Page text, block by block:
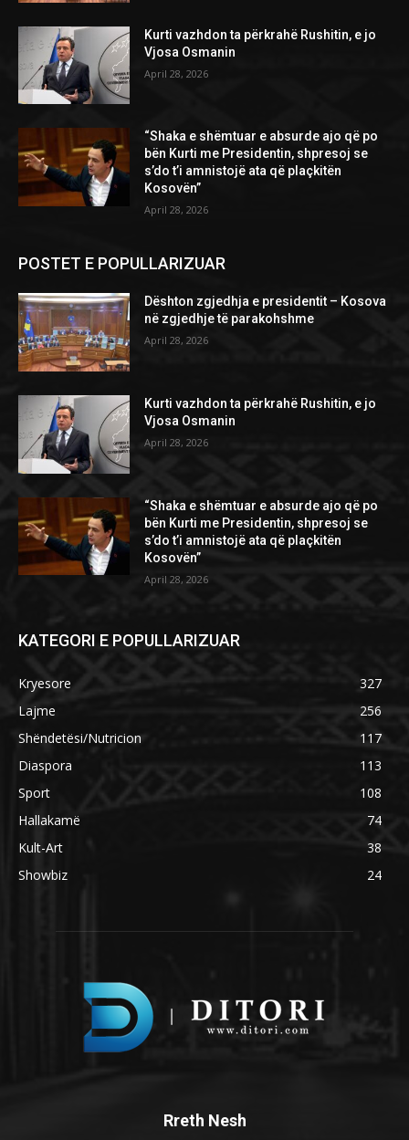
Kurti vazhdon ta përkrahë Rushitin, e jo
Vjosa Osmanin
April 28, 2026
“Shaka e shëmtuar e absurde ajo që po
bën Kurti me Presidentin, shpresoj se
s’do t’i amnistojë ata që plaçkitën
Kosovën”
April 28, 2026
POSTET E POPULLARIZUAR
Dështon zgjedhja e presidentit – Kosova
në zgjedhje të parakohshme
April 28, 2026
Kurti vazhdon ta përkrahë Rushitin, e jo
Vjosa Osmanin
April 28, 2026
“Shaka e shëmtuar e absurde ajo që po
bën Kurti me Presidentin, shpresoj se
s’do t’i amnistojë ata që plaçkitën
Kosovën”
April 28, 2026
KATEGORI E POPULLARIZUAR
Kryesore
327
Lajme
256
Shëndetësi/Nutricion
117
Diaspora
113
Sport
108
Hallakamë
74
Kult-Art
38
Showbiz
24
Rreth Nesh